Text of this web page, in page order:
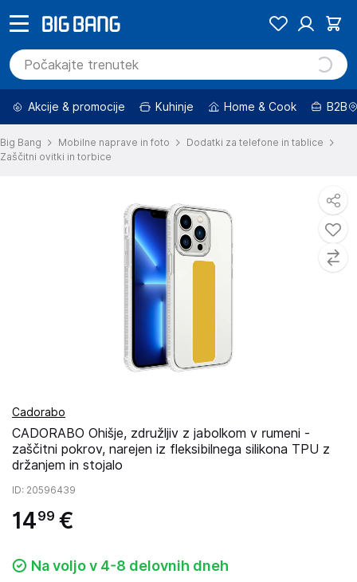
Akcije & promocije Kuhinje Home & Cook B2B
Big Bang Mobilne naprave in foto
Dodatki za telefone in tablice
Zaščitni ovitki in torbice
Cadorabo
CADORABO Ohišje, združljiv z jabolkom v rumeni -
zaščitni pokrov, narejen iz fleksibilnega silikona TPU z
držanjem in stojalo
ID: 20596439
1499 €
Na voljo v 4-8 delovnih dneh